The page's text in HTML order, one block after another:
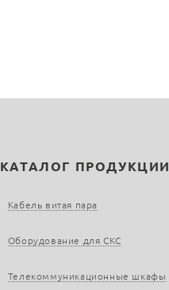
КАТАЛОГ ПРОДУКЦИИ
Кабель витая пара
Оборудование для СКС
Телекоммуникационные шкафы